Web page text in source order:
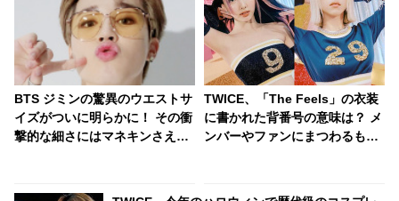
BTS ジミンの驚異のウエストサ
イズがついに明らかに！ その衝
撃的な細さにはマネキンさえも
装に隠されたまさかの事実にフ
TWICE、「The Feels」の衣装
に書かれた背番号の意味は？ メ
ンバーやファンにまつわるもの